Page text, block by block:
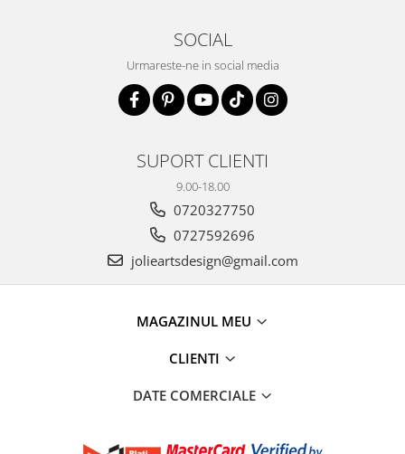
SOCIAL
Urmareste-ne in social media
SUPORT CLIENTI
9.00-18.00
0720327750
0727592696
jolieartsdesign@gmail.com
MAGAZINUL MEU
CLIENTI
DATE COMERCIALE